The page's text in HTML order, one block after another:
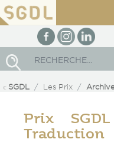
facebookInstagram
SGDL Les Prix
Prix
Traduction